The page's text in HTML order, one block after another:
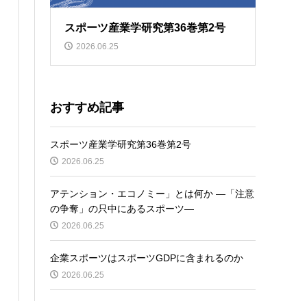
スポーツ産業学研究第36巻第2号
2026.06.25
おすすめ記事
スポーツ産業学研究第36巻第2号
2026.06.25
アテンション・エコノミー」とは何か ―「注意
の争奪」の只中にあるスポーツ―
2026.06.25
企業スポーツはスポーツGDPに含まれるのか
2026.06.25